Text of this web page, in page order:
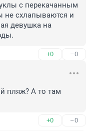
с перекачанным
не схлапываются и
девушка на
+0 –0
пляж? А то там
+0 –0